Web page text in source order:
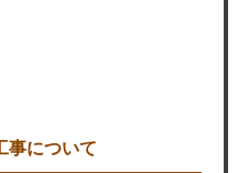
事について